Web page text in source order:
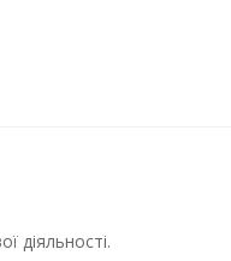
діяльності.